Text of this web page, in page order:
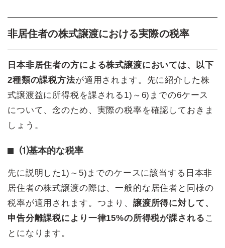
非居住者の株式譲渡における実際の税率
日本非居住者の方による株式譲渡においては、以下
2種類の課税方法が適用されます。先に紹介した株
式譲渡益に所得税を課される1)～6)までの6ケース
について、念のため、実際の税率を確認しておきま
しょう。
⑴基本的な税率
先に説明した1)～5)までのケースに該当する日本非
居住者の株式譲渡の際は、一般的な居住者と同様の
税率が適用されます。つまり、 譲渡所得に対して、
申告分離課税により一律15%の所得税が課される こ
とになります。